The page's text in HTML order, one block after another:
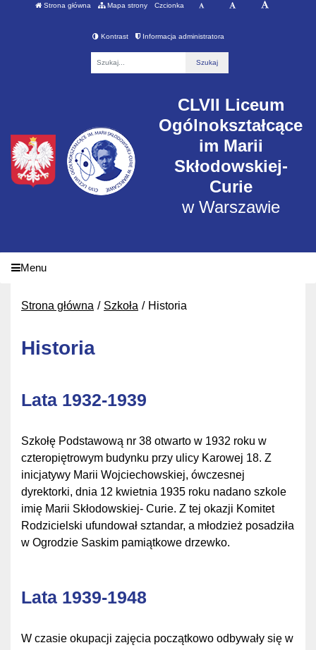
Strona główna Mapa strony Czcionka
Kontrast Informacja administratora
CLVII Liceum
Ogólnokształcące
im Marii
Skłodowskiej-
Curie
w Warszawie
Menu
Strona główna Szkoła Historia
Historia
Lata 1932-1939
Szkołę Podstawową nr 38 otwarto w 1932 roku w
czteropiętrowym budynku przy ulicy Karowej 18. Z
inicjatywy Marii Wojciechowskiej, ówczesnej
dyrektorki, dnia 12 kwietnia 1935 roku nadano szkole
imię Marii Skłodowskiej- Curie. Z tej okazji Komitet
Rodzicielski ufundował sztandar, a młodzież posadziła
w Ogrodzie Saskim pamiątkowe drzewko.
Lata 1939-1948
W czasie okupacji zajęcia początkowo odbywały się w